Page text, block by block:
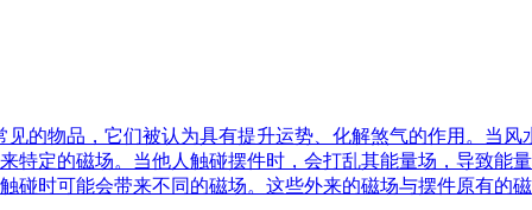
的物品，它们被认为具有提升运势、化解煞气的作用。当
特定的磁场。当他人触碰摆件时，会打乱其能量场，导致能
碰时可能会带来不同的磁场。这些外来的磁场与摆件原有的